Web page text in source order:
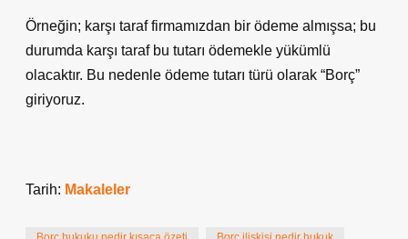
Örneğin; karşı taraf firmamızdan bir ödeme almışsa; bu
durumda karşı taraf bu tutarı ödemekle yükümlü
olacaktır. Bu nedenle ödeme tutarı türü olarak “Borç”
giriyoruz.
Tarih: Makaleler